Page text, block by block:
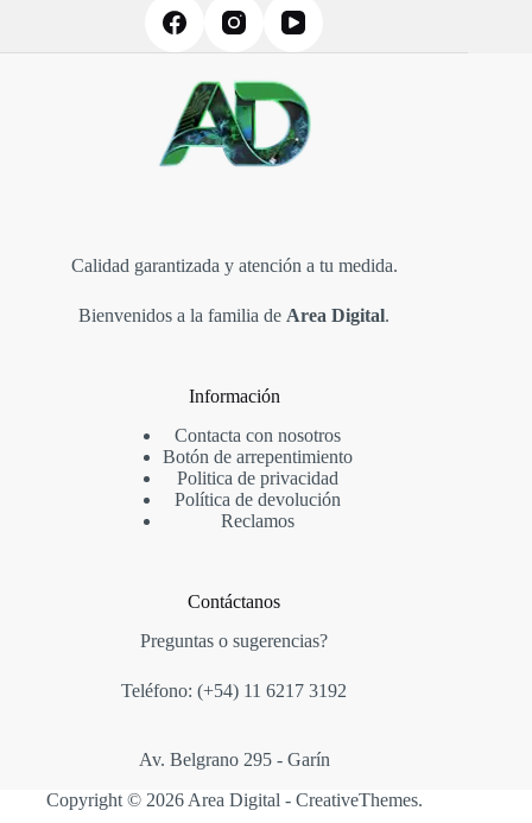
Calidad garantizada y atención a tu medida.
Bienvenidos a la familia de Area Digital.
Información
Contacta con nosotros
Botón de arrepentimiento
Politica de privacidad
Política de devolución
Reclamos
Contáctanos
Preguntas o sugerencias?
Teléfono: (+54) 11 6217 3192
Av. Belgrano 295 - Garín
Copyright © 2026 Area Digital - CreativeThemes.